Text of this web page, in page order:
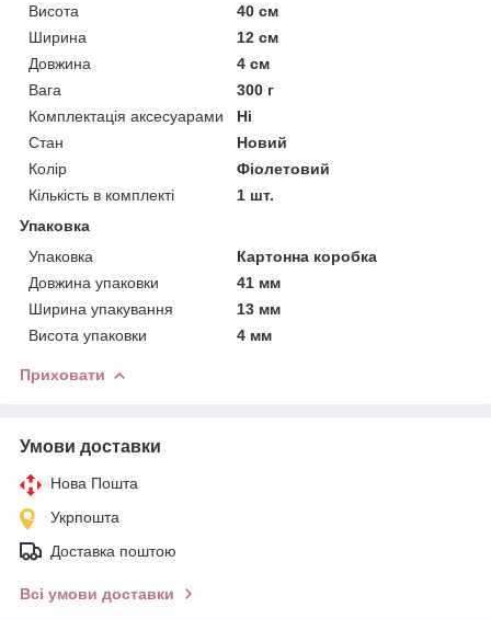
Висота
40 см
Ширина
12 см
Довжина
4 см
Вага
300 г
Комплектація аксесуарами
Ні
Стан
Новий
Колір
Фіолетовий
Кількість в комплекті
1 шт.
Упаковка
Упаковка
Картонна коробка
Довжина упаковки
41 мм
Ширина упакування
13 мм
Висота упаковки
4 мм
Приховати
Умови доставки
Нова Пошта
Укрпошта
Доставка поштою
Всі умови доставки